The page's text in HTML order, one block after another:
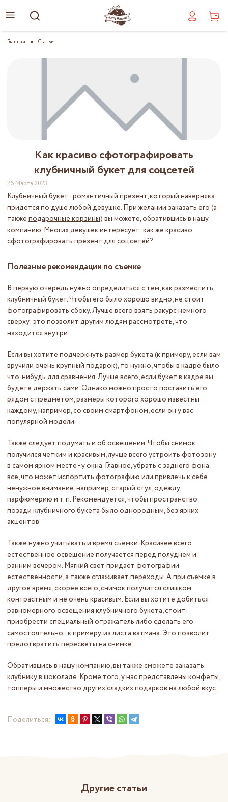
Главная Статьи
Как красиво сфотографировать
клубничный букет для соцсетей
26 Марта 2023
Клубничный букет - романтичный презент, который наверняка
придется по душе любой девушке. При желании заказать его (а
также подарочные корзины) вы можете, обратившись в нашу
компанию. Многих девушек интересует: как же красиво
сфотографировать презент для соцсетей?
Полезные рекомендации по съемке
В первую очередь нужно определиться с тем, как разместить
клубничный букет. Чтобы его было хорошо видно, не стоит
фотографировать сбоку. Лучше всего взять ракурс немного
сверху: это позволит другим людям рассмотреть, что
находится внутри.
Если вы хотите подчеркнуть размер букета (к примеру, если вам
вручили очень крупный подарок), то нужно, чтобы в кадре было
что-нибудь для сравнения. Лучше всего, если букет в кадре вы
будете держать сами. Однако можно просто поставить его
рядом с предметом, размеры которого хорошо известны
каждому, например, со своим смартфоном, если он у вас
популярной модели.
Также следует подумать и об освещении. Чтобы снимок
получился четким и красивым, лучше всего устроить фотозону
в самом ярком месте - у окна. Главное, убрать с заднего фона
все, что может испортить фотографию или привлечь к себе
ненужное внимание, например, старый стул, одежду,
парфюмерию и т. п. Рекомендуется, чтобы пространство
позади клубничного букета было однородным, без ярких
акцентов.
Также нужно учитывать и время съемки. Красивее всего
естественное освещение получается перед полуднем и
ранним вечером. Мягкий свет придает фотографии
естественности, а также сглаживает переходы. А при съемке в
другое время, скорее всего, снимок получится слишком
контрастным и не очень красивым. Если вы хотите добиться
равномерного освещения клубничного букета, стоит
приобрести специальный отражатель либо сделать его
самостоятельно - к примеру, из листа ватмана. Это позволит
предотвратить пересветы на снимке.
Обратившись в нашу компанию, вы также сможете заказать
клубнику в шоколаде. Кроме того, у нас представлены конфеты,
топперы и множество других сладких подарков на любой вкус.
Поделиться:
Другие статьи